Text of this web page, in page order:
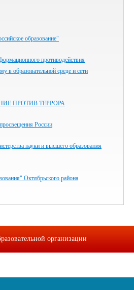
образование"
противодействия
в образовательной среде и сети
ПРОТИВ ТЕРРОРА
России
науки и высшего образования
Октябрьского района
организации